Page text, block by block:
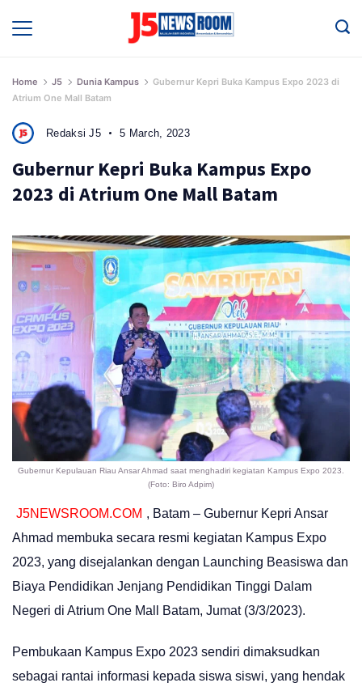
Home J5 Dunia Kampus
Gubernur Kepri Buka Kampus Expo 2023 di
Atrium One Mall Batam
Redaksi J5 5 March, 2023
Gubernur Kepri Buka Kampus Expo
2023 di Atrium One Mall Batam
Gubernur Kepulauan Riau Ansar Ahmad saat menghadiri kegiatan Kampus Expo 2023.
(Foto: Biro Adpim)
J5NEWSROOM.COM , Batam – Gubernur Kepri Ansar
Ahmad membuka secara resmi kegiatan Kampus Expo
2023, yang disejalankan dengan Launching Beasiswa dan
Biaya Pendidikan Jenjang Pendidikan Tinggi Dalam
Negeri di Atrium One Mall Batam, Jumat (3/3/2023).
Pembukaan Kampus Expo 2023 sendiri dimaksudkan
sebagai rantai informasi kepada siswa siswi, yang hendak